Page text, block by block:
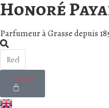
Honoré
Parfumeur à Grasse depuis
0,00€